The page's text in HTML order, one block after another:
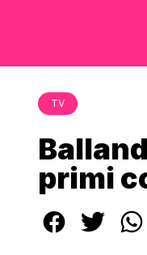
TV
primi